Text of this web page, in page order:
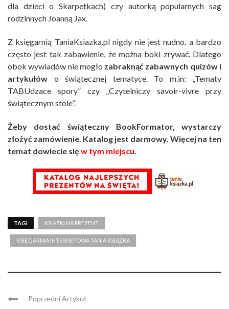
dla dzieci o Skarpetkach) czy autorką popularnych sag
rodzinnych Joanną Jax.
Z księgarnią TaniaKsiazka.pl nigdy nie jest nudno, a bardzo
często jest tak zabawienie, że można boki zrywać. Dlatego
obok wywiadów nie mogło zabraknąć zabawnych quizów i
artykułów o świątecznej tematyce. To m.in: „Tematy
TABUdzace spory” czy „Czytelniczy savoir-vivre przy
świątecznym stole”.
Żeby dostać świąteczny BookFormator, wystarczy
złożyć zamówienie. Katalog jest darmowy. Więcej na ten
temat dowiecie się w tym miejscu.
TAGI KSIĄŻKI NA PREZENT
KSIĘGARNIA INTERNETOWA TANIA KSIĄŻKA
Poprzedni Artykuł